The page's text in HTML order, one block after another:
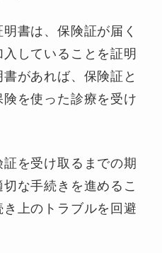
書は、保険証が届く
していることを証明
があれば、保険証と
を使った診療を受け
を受け取るまでの期
な手続きを進めるこ
上のトラブルを回避